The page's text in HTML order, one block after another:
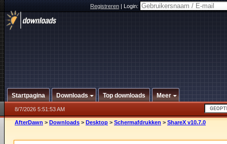
Registreren|Login:
Startpagina Downloads Top downloads Meer
8/7/2026 5:51:53 AM
AfterDawn > Downloads > Desktop > Schermafdrukken > ShareX v10.7.0